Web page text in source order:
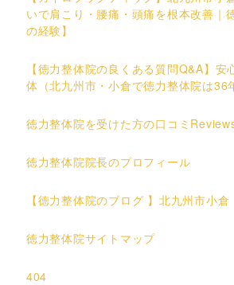
いで肩こり・腰痛・頭痛を根本改善｜
の経験】
【徳力整体院の良くある質問Q&A】安
体（北九州市・小倉で徳力整体院は36
徳力整体院を受けた方の口コミ
徳力整体院院長のプロフィール
【徳力整体院のブログ 】北九州市小倉
徳力整体院サイトマップ
404